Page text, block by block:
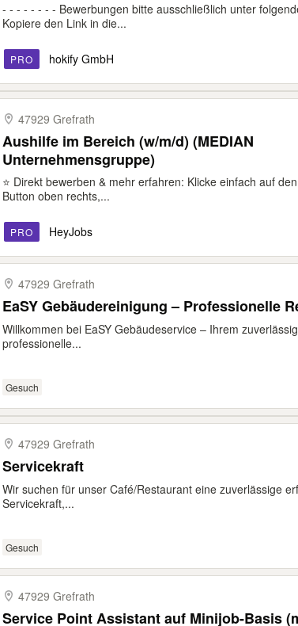
- - - - - - - - Bewerbungen bitte ausschließlich unter
Kopiere den Link in die...
PRO hokify GmbH
47929 Grefrath
Aushilfe im Bereich (w/m/d) (MEDIAN
Unternehmensgruppe)
⭐ Direkt bewerben & mehr erfahren: Klicke einfach auf
Button oben rechts,...
PRO HeyJobs
47929 Grefrath
EaSY Gebäudereinigung – Professionelle
Willkommen bei EaSY Gebäudeservice – Ihrem
professionelle...
Gesuch
47929 Grefrath
Servicekraft
Wir suchen für unser Café/Restaurant eine zuverlässige
Servicekraft,...
Gesuch
47929 Grefrath
Service Point Assistant auf Minijob-Basis